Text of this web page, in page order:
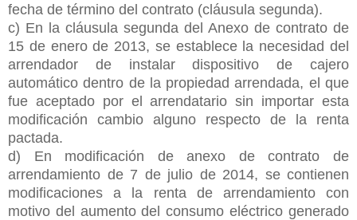
fecha de término del contrato (cláusula segunda).
c) En la cláusula segunda del Anexo de contrato de
15 de enero de 2013, se establece la necesidad del
arrendador de instalar dispositivo de cajero
automático dentro de la propiedad arrendada, el que
fue aceptado por el arrendatario sin importar esta
modificación cambio alguno respecto de la renta
pactada.
d) En modificación de anexo de contrato de
arrendamiento de 7 de julio de 2014, se contienen
modificaciones a la renta de arrendamiento con
motivo del aumento del consumo eléctrico generado